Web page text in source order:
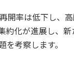
率は低下し、
約化が進展し、
考察します。